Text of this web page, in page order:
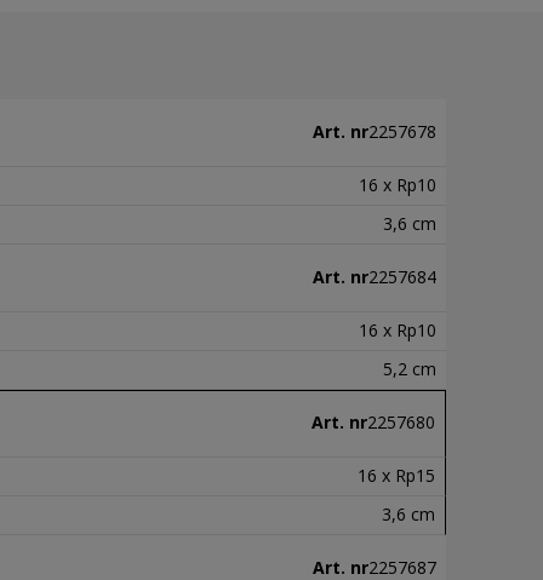
Art. nr2257678
16 x Rp10
3,6 cm
Art. nr2257684
16 x Rp10
5,2 cm
Art. nr2257680
16 x Rp15
3,6 cm
Art. nr2257687